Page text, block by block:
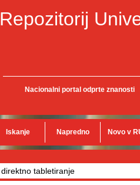
Repozitorij
Nacionalni portal odprte znanosti
Iskanje Napredno Novo v